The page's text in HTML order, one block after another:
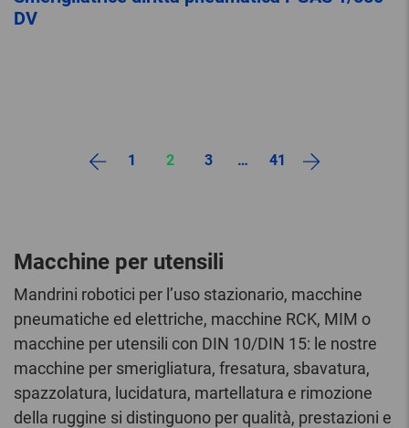
DV
1 2 3 … 41
Macchine per utensili
Mandrini robotici per l’uso stazionario, macchine
pneumatiche ed elettriche, macchine RCK, MIM o
macchine per utensili con DIN 10/DIN 15: le nostre
macchine per smerigliatura, fresatura, sbavatura,
spazzolatura, lucidatura, martellatura e rimozione
della ruggine si distinguono per qualità, prestazioni e